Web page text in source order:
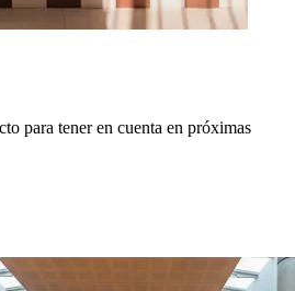
para tener en cuenta en próximas